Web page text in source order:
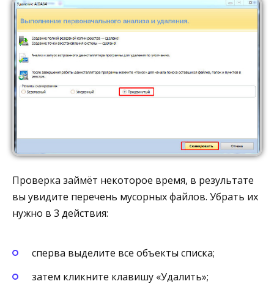
Проверка займёт некоторое время, в результате
вы увидите перечень мусорных файлов. Убрать их
нужно в 3 действия:
сперва выделите все объекты списка;
затем кликните клавишу «Удалить»;